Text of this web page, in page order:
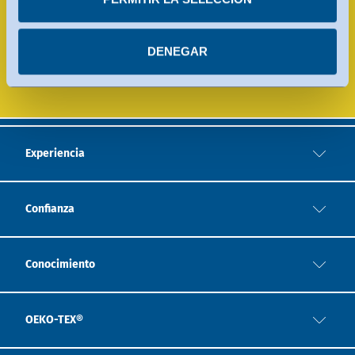
más información en cada uno de los servicios.
Puede revocar su consentimiento en cualquier
momento.
DENEGAR
LABORATORIOS DE PRUEBA
Experiencia
Confianza
Conocimiento
OEKO-TEX®